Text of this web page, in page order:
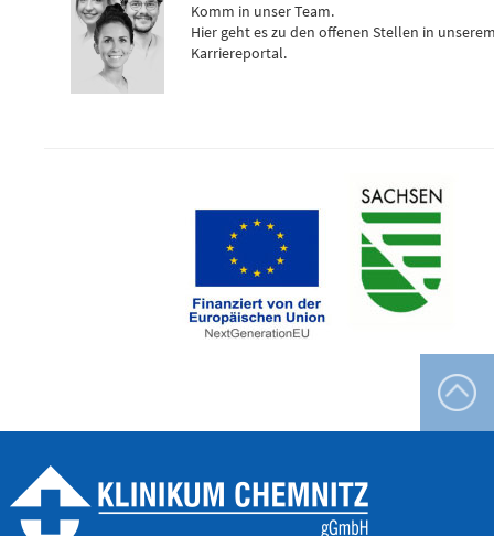
Notfallnummern drucken
Komm in unser Team.
Hier geht es zu den offenen Stellen in
Karriereportal.